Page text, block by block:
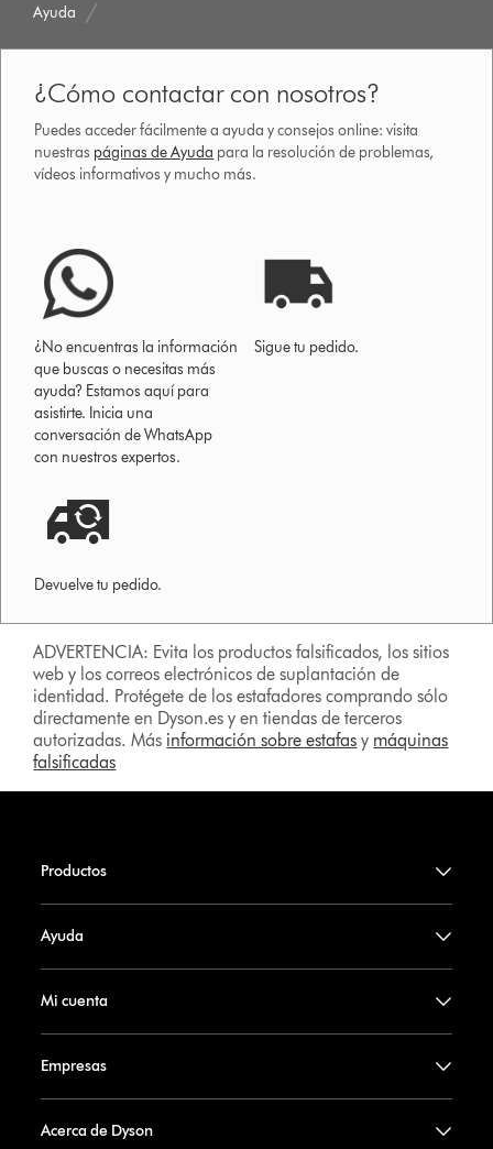
Ayuda
¿Cómo contactar con nosotros?
Puedes acceder fácilmente a ayuda y consejos online: visita
nuestras páginas de Ayuda para la resolución de problemas,
vídeos informativos y mucho más.
¿No encuentras la información
que buscas o necesitas más
ayuda? Estamos aquí para
asistirte. Inicia una
conversación de WhatsApp
con nuestros expertos.
Sigue tu pedido.
Devuelve tu pedido.
ADVERTENCIA: Evita los productos falsificados, los sitios
web y los correos electrónicos de suplantación de
identidad. Protégete de los estafadores comprando sólo
directamente en Dyson.es y en tiendas de terceros
autorizadas. Más información sobre estafas y máquinas
falsificadas
Productos
Ayuda
Mi cuenta
Empresas
Acerca de Dyson